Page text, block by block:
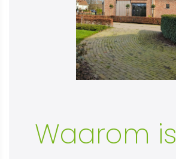
Waarom is